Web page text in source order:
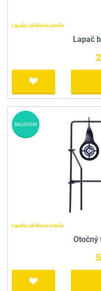
Lapače, střelnice a terče
Lapač
Lapače, střelnice a terče
Otočný
SKLADEM